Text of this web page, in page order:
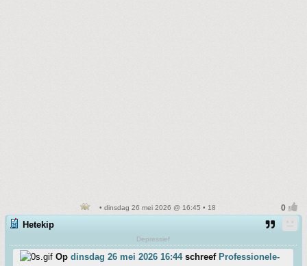
• dinsdag 26 mei 2026 @ 16:45 • 18
Hetekip
Depressief
Op dinsdag 26 mei 2026 16:44schreef Professionele-